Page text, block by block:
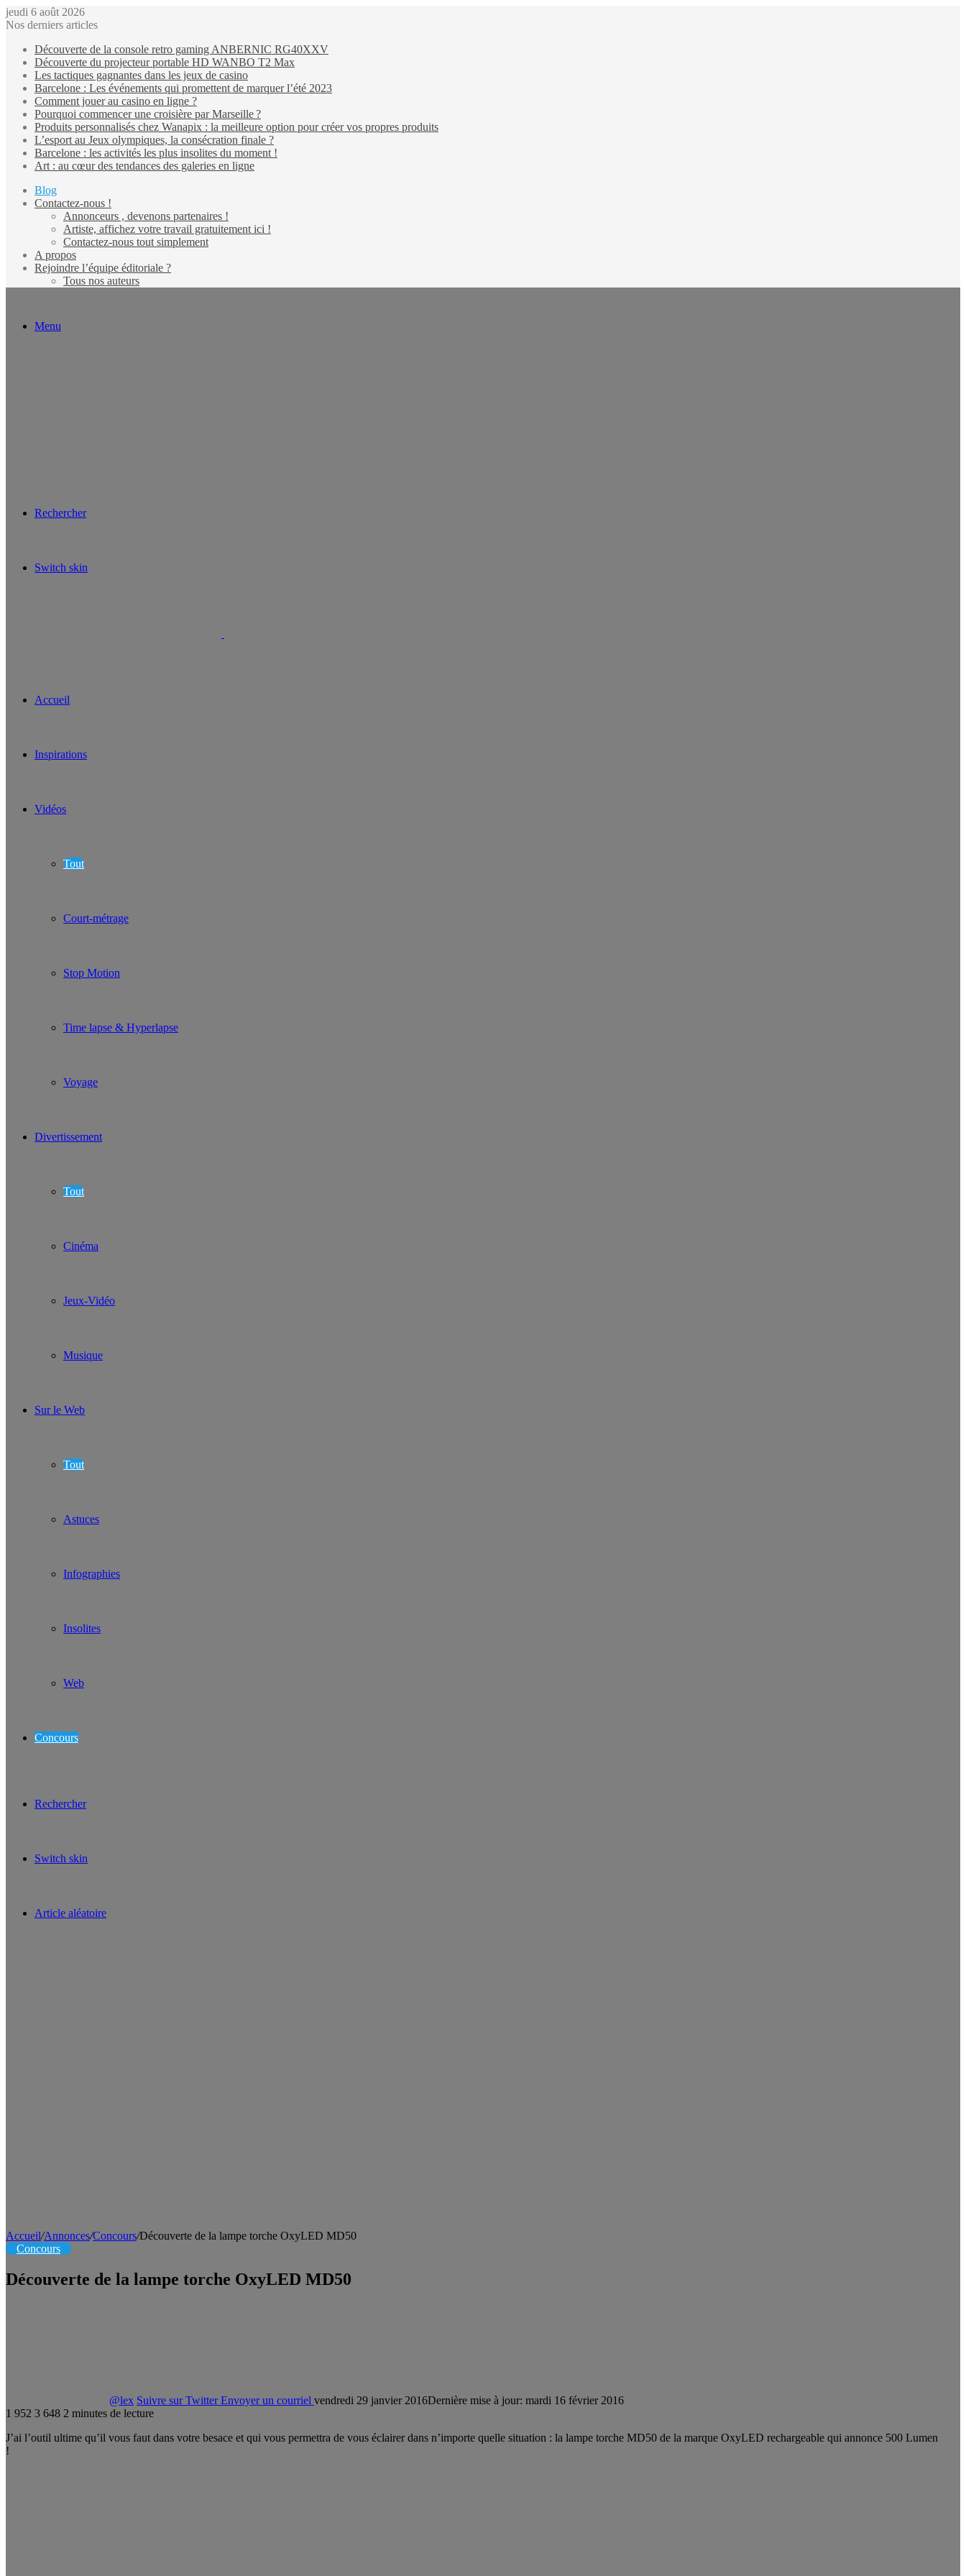
jeudi 6 août 2026
Nos derniers articles
Découverte de la console retro gaming ANBERNIC RG40XXV
Découverte du projecteur portable HD WANBO T2 Max
Les tactiques gagnantes dans les jeux de casino
Barcelone : Les événements qui promettent de marquer l’été 2023
Comment jouer au casino en ligne ?
Pourquoi commencer une croisière par Marseille ?
Produits personnalisés chez Wanapix : la meilleure option pour créer vos propres produits
L’esport au Jeux olympiques, la consécration finale ?
Barcelone : les activités les plus insolites du moment !
Art : au cœur des tendances des galeries en ligne
Blog
Contactez-nous !
Annonceurs , devenons partenaires !
Artiste, affichez votre travail gratuitement ici !
Contactez-nous tout simplement
A propos
Rejoindre l’équipe éditoriale ?
Tous nos auteurs
Menu
Rechercher
Switch skin
Accueil
Inspirations
Vidéos
Tout
Court-métrage
Stop Motion
Time lapse & Hyperlapse
Voyage
Divertissement
Tout
Cinéma
Jeux-Vidéo
Musique
Sur le Web
Tout
Astuces
Infographies
Insolites
Web
Concours
Rechercher
Switch skin
Article aléatoire
Accueil/Annonces/Concours/Découverte de la lampe torche OxyLED MD50
Concours
Découverte de la lampe torche OxyLED MD50
@lex Suivre sur Twitter Envoyer un courriel vendredi 29 janvier 2016Dernière mise à jour: mardi 16 février 2016
1 952 3 648 2 minutes de lecture
J’ai l’outil ultime qu’il vous faut dans votre besace et qui vous permettra de vous éclairer dans n’importe quelle situation : la lampe torche MD50 de la marque OxyLED rechargeable qui annonce 500 Lumen
!